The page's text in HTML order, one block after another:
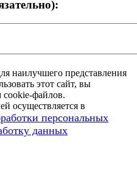
наилучшего представления
этот сайт, вы
cookie-файлов.
осуществляется в
персональных
данных